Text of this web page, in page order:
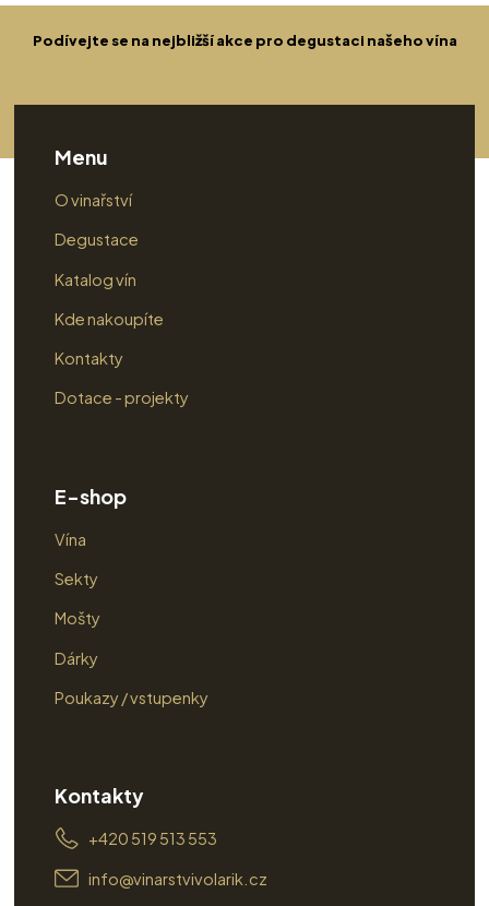
Podívejte se na nejbližší akce pro degustaci našeho vína
Menu
O vinařství
Degustace
Katalog vín
Kde nakoupíte
Kontakty
Dotace - projekty
E-shop
Vína
Sekty
Mošty
Dárky
Poukazy / vstupenky
Kontakty
+420 519 513 553
info@vinarstvivolarik.cz